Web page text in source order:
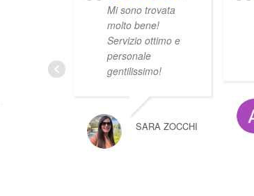
Mi sono trovata
molto bene!
Servizio ottimo e
personale
gentilissimo!
SARA ZOCCHI